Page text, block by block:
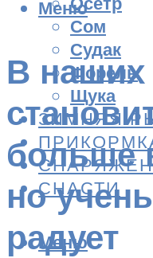
Сом
Судак
Форель
Щука
ЗИМНЯЯ
СНАСТИ
Меню
Меню
В наших
больше
но
радует